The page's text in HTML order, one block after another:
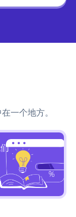
一个地方。